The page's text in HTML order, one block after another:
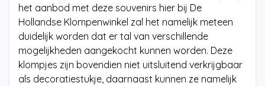
het aanbod met deze souvenirs hier bij De
Hollandse Klompenwinkel zal het namelijk meteen
duidelijk worden dat er tal van verschillende
mogelijkheden aangekocht kunnen worden. Deze
klompjes zijn bovendien niet uitsluitend verkrijgbaar
als decoratiestukje, daarnaast kunnen ze namelijk